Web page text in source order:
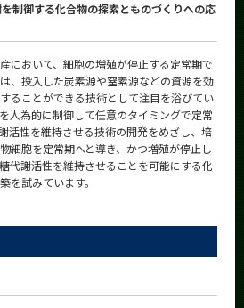
制御する化合物の探索とものづくりへの応
において、細胞の増殖が停止する定常期で
、投入した炭素源や窒素源などの資源を効
ることができる技術として注目を浴びてい
人為的に制御して任意のタイミングで定常
活性を維持させる技術の開発をめざし、培
細胞を定常期へと導き、かつ増殖が停止し
代謝活性を維持させることを可能にする化
を試みています。